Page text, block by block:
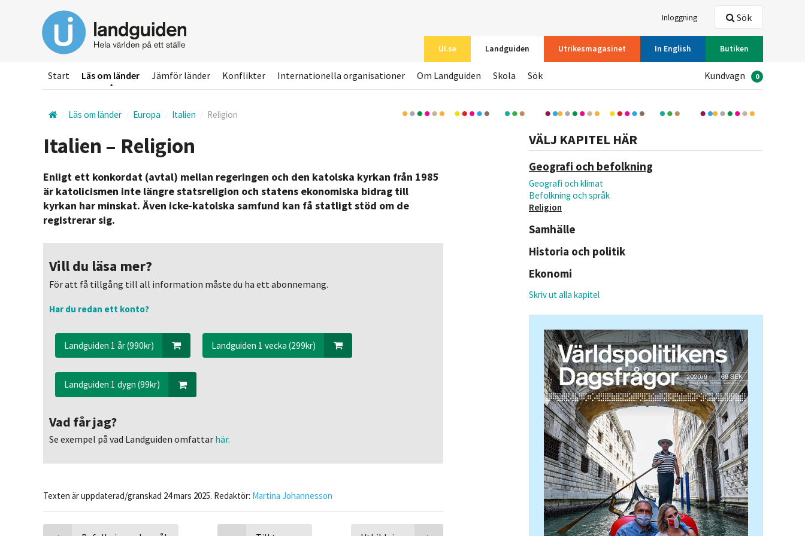
huvudinnehållet
Inloggning
UI.se Landguiden Utrikesmagasinet In English Butiken
Sök
Start Läs om länder Jämför länder Konflikter Internationella organisationer Om Landguiden Skola Sök Kundvagn 0
Läs om länder Europa Italien Religion
VÄLJ KAPITEL HÄR
Geografi och befolkning
Geografi och klimat
Befolkning och språk
Religion
Samhälle
Historia och politik
Ekonomi
Skriv ut alla kapitel
Italien – Religion
Enligt ett konkordat (avtal) mellan regeringen och den katolska kyrkan från 1985
är katolicismen inte längre statsreligion och statens ekonomiska bidrag till
kyrkan har minskat. Även icke-katolska samfund kan få statligt stöd om de
registrerar sig.
Vill du läsa mer?
För att få tillgång till all information måste du ha ett abonnemang.
Har du redan ett konto?
Landguiden 1 år (990kr) Landguiden 1 vecka (299kr)
Landguiden 1 dygn (99kr)
Vad får jag?
Se exempel på vad Landguiden omfattar här.
Texten är uppdaterad/granskad 24 mars 2025. Redaktör: Martina Johannesson